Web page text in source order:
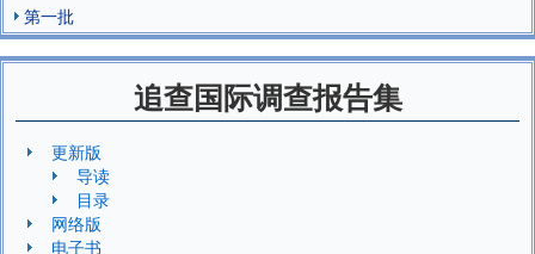
第一批
追查国际调查报告集
更新版
导读
目录
网络版
电子书